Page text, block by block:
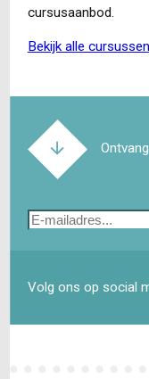
cursusaanbod.
bekijk alle
E-
Volg ons op social